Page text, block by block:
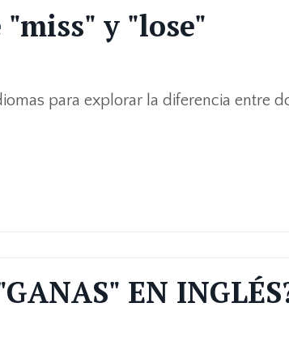
y "lose"
para explorar la diferencia entre
EN